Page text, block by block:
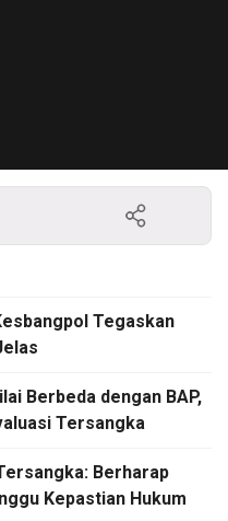
Tegaskan
Berbeda dengan BAP,
Tersangka
Berharap
Kepastian Hukum